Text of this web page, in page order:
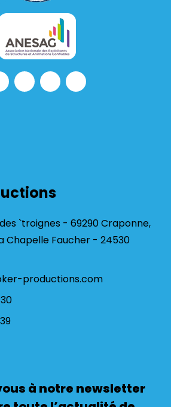
`troignes - 69290 Craponne,
Chapelle Faucher - 24530
productions.com
à notre newsletter